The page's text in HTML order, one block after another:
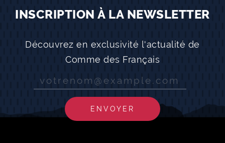
INSCRIPTION À LA NEWSLETTER
Découvrez en exclusivité l'actualité de
Comme des Français
ENVOYER